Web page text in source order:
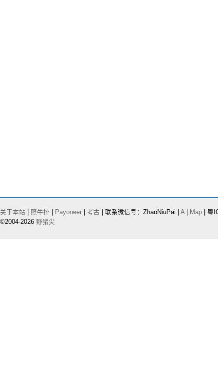
关于本站 照牛排 Payoneer 考古 | 联系微信号：ZhaoNiuPai | A| Map | 粤
©2004-2026 野猪尖